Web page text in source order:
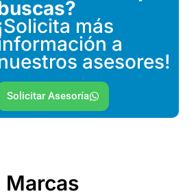
más
a
asesores!
Solicitar Asesoría
Marcas